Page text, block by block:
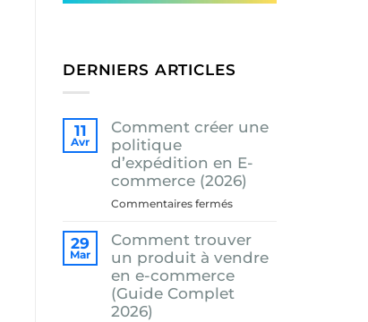
DERNIERS ARTICLES
11
Avr
Comment créer une
politique
d’expédition en E-
commerce (2026)
Commentaires ferméssur
créer
une
politique
d’expédition
29
Mar
Comment trouver
un produit à vendre
en e-commerce
(Guide Complet
2026)